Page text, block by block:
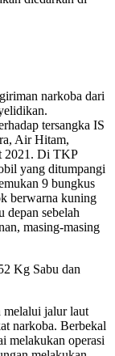
narkoba dari
tersangka IS
Air Hitam,
2021. Di TKP
yang ditumpangi
9 bungkus
berwarna kuning
depan sebelah
masing-masing
Kg Sabu dan
melalui jalur laut
narkoba. Berbekal
melakukan operasi